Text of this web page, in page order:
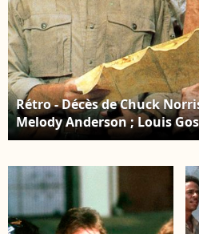
Rétro - Décès de Chuck
Melody Anderson ; Louis
Bestimage